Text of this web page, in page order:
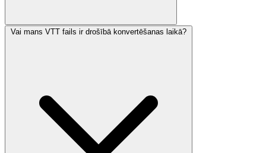
Vai mans VTT fails ir drošībā konvertēšanas laikā?